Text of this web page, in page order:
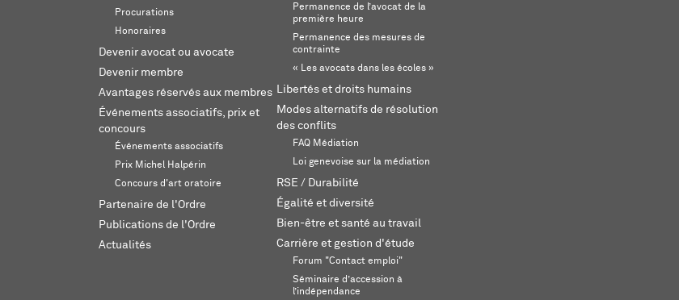
Procurations
Honoraires
Devenir avocat ou avocate
Devenir membre
Avantages réservés aux membres
Événements associatifs, prix et
concours
Événements associatifs
Prix Michel Halpérin
Concours d'art oratoire
Partenaire de l'Ordre
Publications de l'Ordre
Actualités
Permanence de l’avocat de la
première heure
Permanence des mesures de
contrainte
« Les avocats dans les écoles »
Libertés et droits humains
Modes alternatifs de résolution
des conflits
FAQ Médiation
Loi genevoise sur la médiation
RSE / Durabilité
Égalité et diversité
Bien-être et santé au travail
Carrière et gestion d'étude
Forum "Contact emploi"
Séminaire d’accession à
l’indépendance